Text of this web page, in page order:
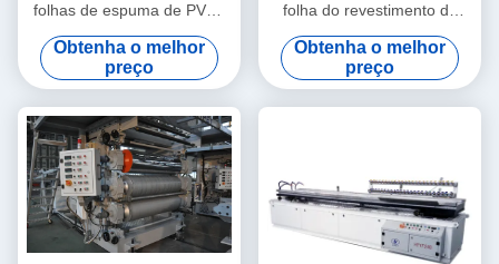
folhas de espuma de PVC /
linha de produção de placas
de espuma de PVC 1220
com zs80/156
Obtenha o melhor
preço
folha do revestimento do
SPC/linha composta plástica
da placa do revestimento de
pedra
Obtenha o melhor
preço